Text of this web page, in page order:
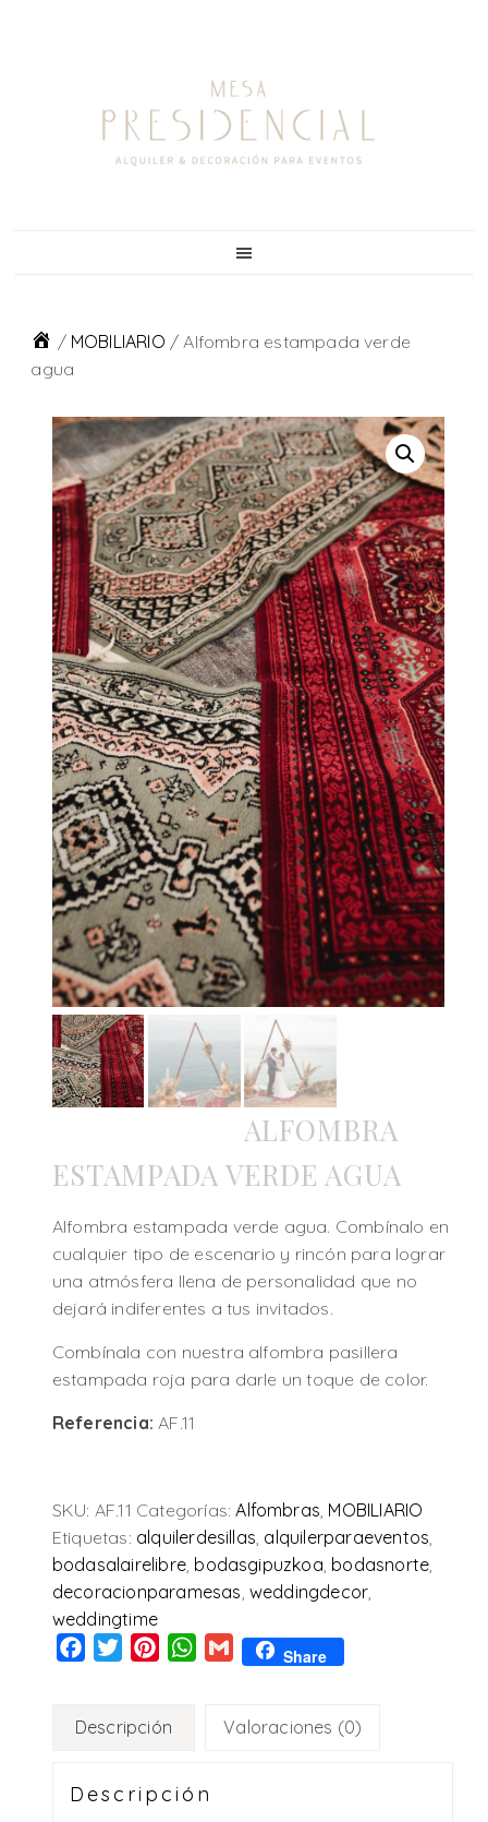
/ MOBILIARIO / Alfombra estampada verde
agua
ALFOMBRA
ESTAMPADA VERDE AGUA
Alfombra estampada verde agua. Combínalo en
cualquier tipo de escenario y rincón para lograr
una atmósfera llena de personalidad que no
dejará indiferentes a tus invitados.
Combínala con nuestra alfombra pasillera
estampada roja para darle un toque de color.
Referencia:AF.11
SKU: AF.11 Categorías:Alfombras, MOBILIARIO
Etiquetas: alquilerdesillas, alquilerparaeventos,
bodasalairelibre, bodasgipuzkoa, bodasnorte,
decoracionparamesas, weddingdecor,
weddingtime
Facebook
TwitterPinterestWhatsApp
Gmail Share
Descripción Valoraciones (0)
Descripción